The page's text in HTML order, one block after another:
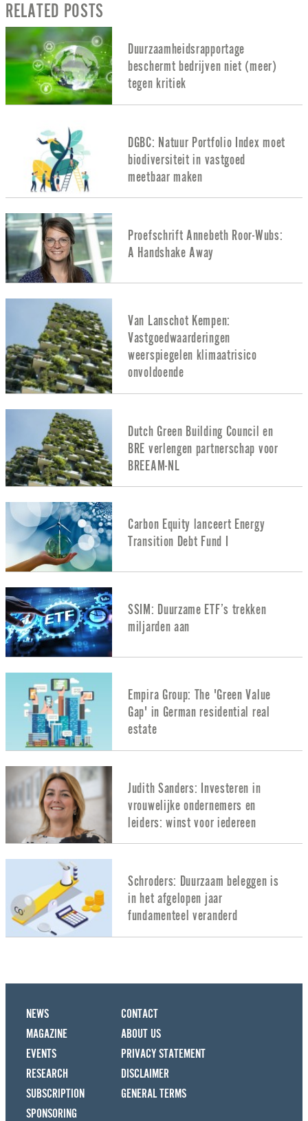
RELATED POSTS
Duurzaamheidsrapportage
beschermt bedrijven niet (meer)
tegen kritiek
DGBC: Natuur Portfolio Index moet
biodiversiteit in vastgoed
meetbaar maken
Proefschrift Annebeth Roor-Wubs:
A Handshake Away
Van Lanschot Kempen:
Vastgoedwaarderingen
weerspiegelen klimaatrisico
onvoldoende
Dutch Green Building Council en
BRE verlengen partnerschap voor
BREEAM-NL
Carbon Equity lanceert Energy
Transition Debt Fund I
SSIM: Duurzame ETF’s trekken
miljarden aan
Empira Group: The 'Green Value
Gap' in German residential real
estate
Judith Sanders: Investeren in
vrouwelijke ondernemers en
leiders: winst voor iedereen
Schroders: Duurzaam beleggen is
in het afgelopen jaar
fundamenteel veranderd
NEWS
MAGAZINE
EVENTS
RESEARCH
SUBSCRIPTION
SPONSORING
CONTACT
ABOUT US
PRIVACY STATEMENT
DISCLAIMER
GENERAL TERMS